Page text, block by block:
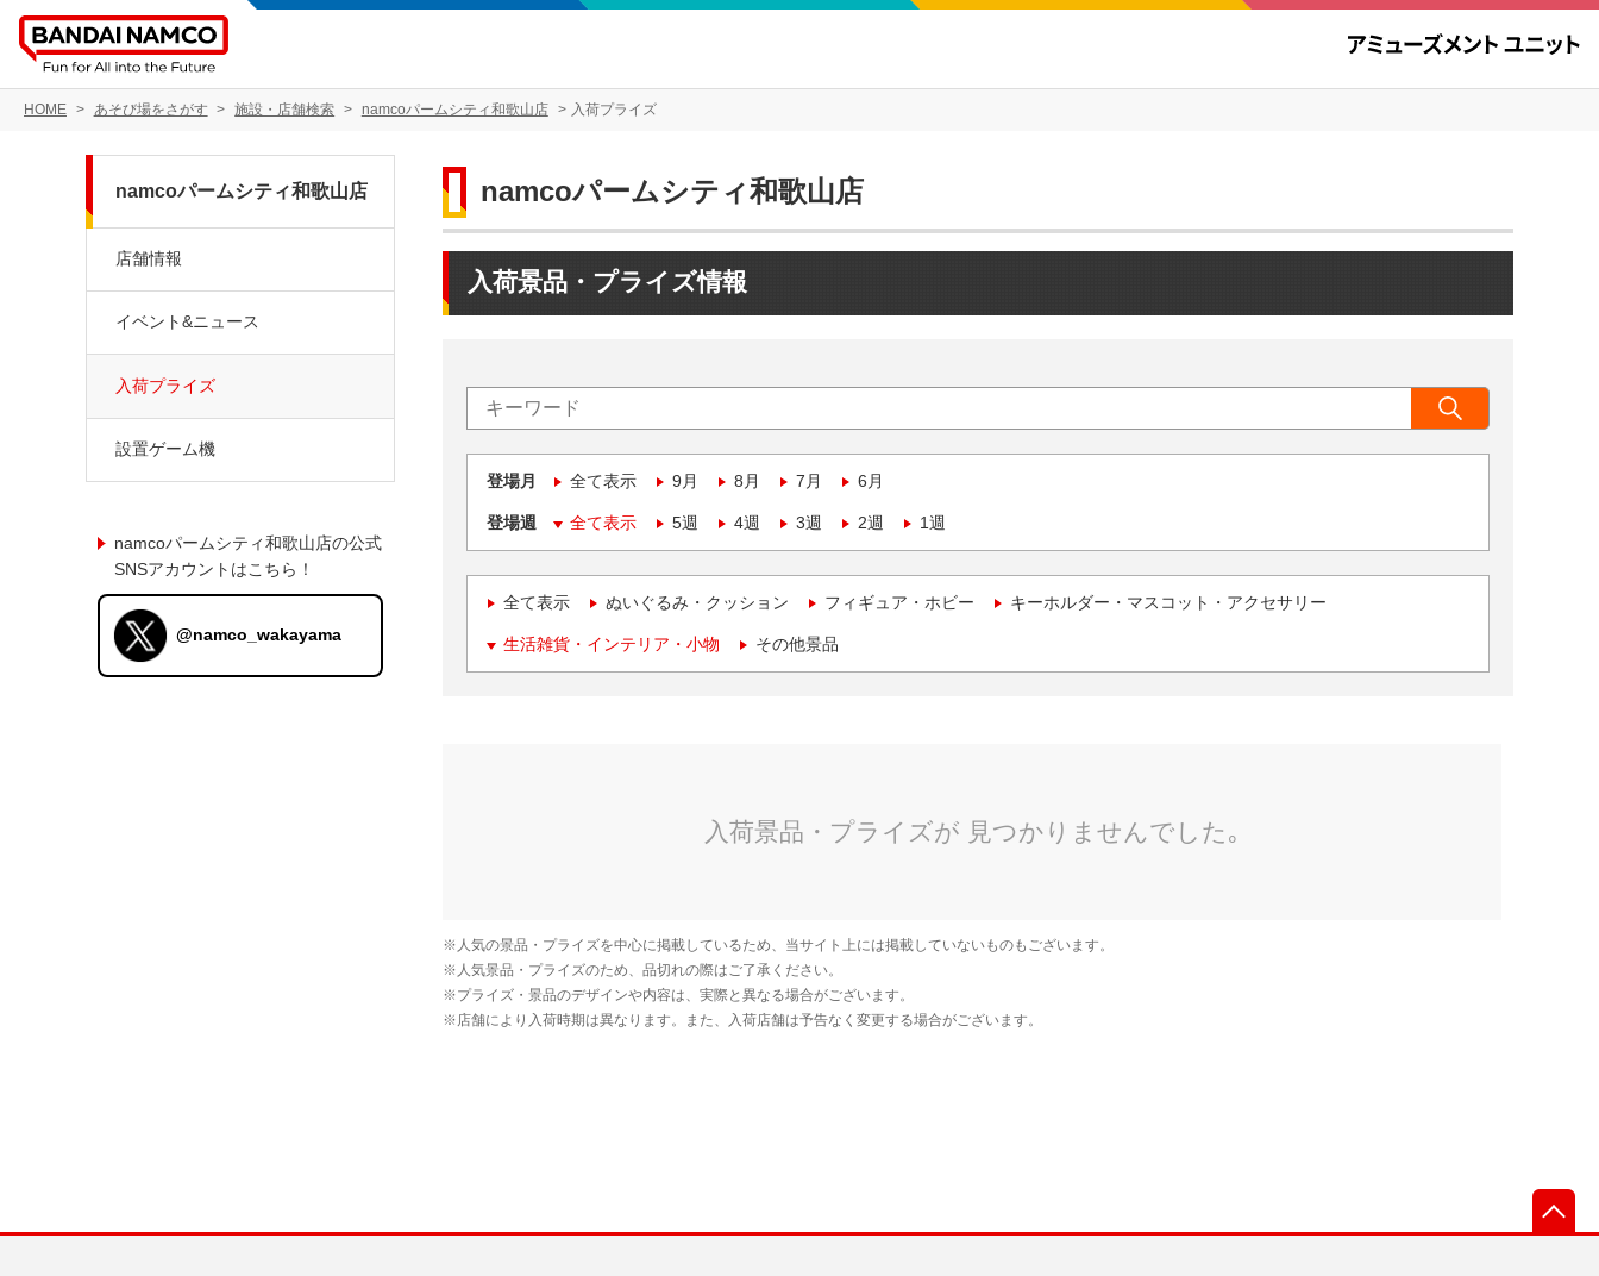
HOME あそび場をさがす 施設・店舗検索 namcoパームシティ和歌山店 入荷プライズ
namcoパームシティ和歌山店
入荷景品・プライズ情報
登場月 全て表示 9月 8月 7月 6月
登場週 全て表示 5週 4週 3週 2週 1週
全て表示 ぬいぐるみ・クッション フィギュア・ホビー キーホルダー・マスコット・アクセサリー
生活雑貨・インテリア・小物 その他景品
namcoパームシティ和歌山店
店舗情報
イベント&ニュース
入荷プライズ
設置ゲーム機
namcoパームシティ和歌山店の公式
SNSアカウントはこちら！
@namco_wakayama